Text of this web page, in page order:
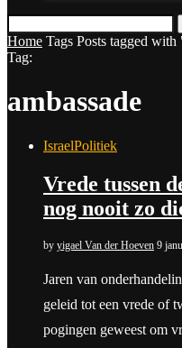
Home Tags Posts tagged with
Tag:
ambassade
IsraelPolitiek
Vrede tussen
nog nooit zo
by yigael Van der Hoeven 9
Jaren van
geleid tot een vrede of
pogingen geweest om